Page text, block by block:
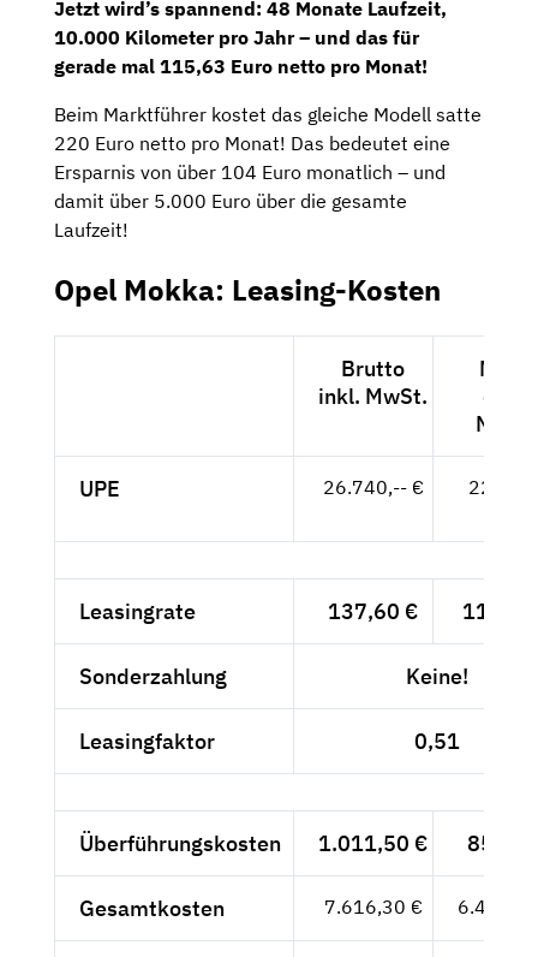
Jetzt wird’s spannend: 48 Monate Laufzeit,
10.000 Kilometer pro Jahr – und das für
gerade mal 115,63 Euro netto pro Monat!
Beim Marktführer kostet das gleiche Modell satte
220 Euro netto pro Monat! Das bedeutet eine
Ersparnis von über 104 Euro monatlich – und
damit über 5.000 Euro über die gesamte
Laufzeit!
Opel Mokka: Leasing-Kosten
Brutto
inkl. MwSt.
Netto
exkl.
MwSt.
UPE 26.740,-- €
Leasingrate 137,60 € 115,63
Sonderzahlung Keine!
Leasingfaktor 0,51
Überführungskosten 1.011,50 € 850,--
Gesamtkosten 7.616,30 €